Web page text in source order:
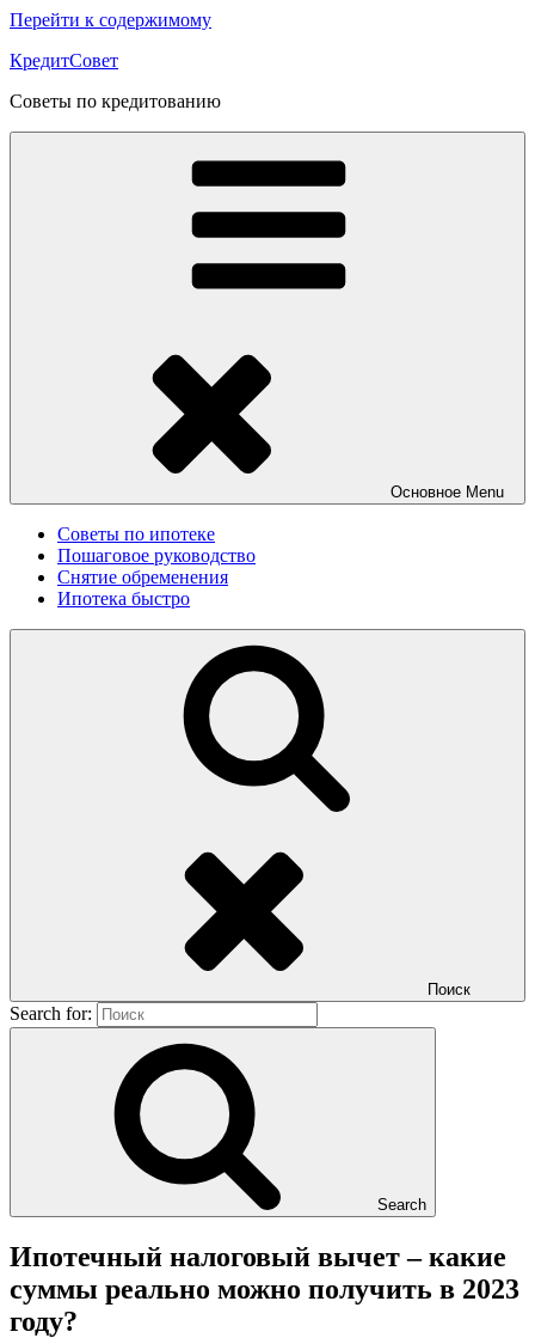
Перейти к содержимому
КредитСовет
Советы по кредитованию
Основное Menu
Советы по ипотеке
Пошаговое руководство
Снятие обременения
Ипотека быстро
Поиск
Search for:
Search
Ипотечный налоговый вычет – какие
суммы реально можно получить в 2023
году?